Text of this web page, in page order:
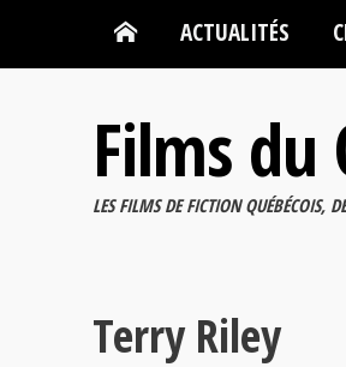
ACTUALITÉS
Films du
LES FILMS DE FICTION QUÉBÉCOIS,
Terry Riley